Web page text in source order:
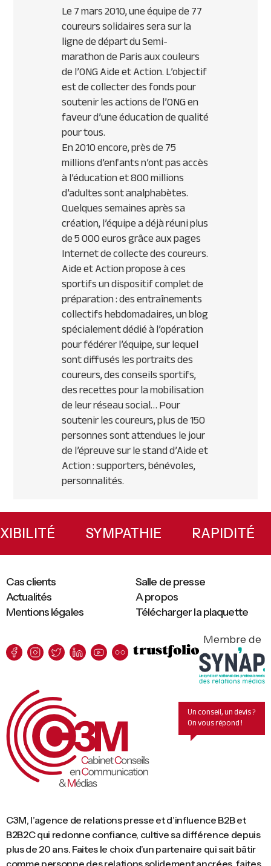
Le 7 mars 2010, une équipe de 77
coureurs solidaires sera sur la
ligne de départ du Semi-
marathon de Paris aux couleurs
de l’ONGAide et Action. L’objectif
est de collecter des fonds pour
soutenir les actions de l’ONGen
faveur d’une éducation de qualité
pour tous.
En 2010 encore, près de 75
millions d’enfants n’ont pas accès
à l’éducation et 800 millions
d’adultes sont analphabètes.
Quelques semaines après sa
création, l’équipe a déjà réuni plus
de 5 000 euros grâce aux pages
Internet de collecte des coureurs.
Aide et Action propose à ces
sportifs un dispositif complet de
préparation : des entraînements
collectifs hebdomadaires, un blog
spécialement dédié à l’opération
pour fédérer l’équipe, sur lequel
sont diffusés les portraits des
coureurs, des conseils sportifs,
des recettes pour la mobilisation
de leur réseau social… Pour
soutenir les coureurs, plus de 150
personnes sont attendues le jour
de l’épreuve sur le stand d’Aide et
Action : supporters, bénévoles,
personnalités.
Primary
Sidebar
SYMPATHIE
C3M, l’agence de relations presse et d’influence B2B et
B2B2C qui redonne confiance, cultive sa différence depuis
plus de 20 ans. Faites le choix d’un partenaire qui sait bâtir
comme personne des relations solidement ancrées, faites
Mentions légales Télécharger la plaquette
Cas clients
Salle de presse
Actualités
A propos
Membre de
Un conseil, un devis ?
On vous répond !